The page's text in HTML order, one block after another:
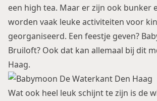
een high tea. Maar er zijn ook bunker
worden vaak leuke activiteiten voor
georganiseerd. Een feestje geven?
Bruiloft? Ook dat kan allemaal bij dit
Haag.
Wat ook heel leuk schijnt te zijn is de